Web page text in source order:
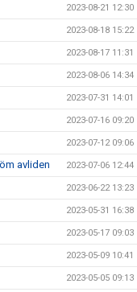
2023-08-21 12:30
2023-08-18 15:22
2023-08-17 11:31
2023-08-06 14:34
2023-07-31 14:01
2023-07-16 09:20
2023-07-12 09:06
avliden 2023-07-06 12:44
2023-06-22 13:23
2023-05-31 16:38
2023-05-17 09:03
2023-05-09 10:41
2023-05-05 09:13